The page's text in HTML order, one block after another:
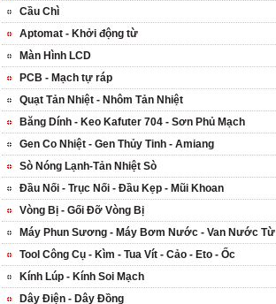
Cầu Chì
Aptomat - Khởi động từ
Màn Hình LCD
PCB - Mạch tự ráp
Quạt Tản Nhiệt - Nhôm Tản Nhiệt
Băng Dính - Keo Kafuter 704 - Sơn Phủ Mạch
Gen Co Nhiệt - Gen Thủy Tinh - Amiang
Sò Nóng Lạnh-Tản Nhiệt Sò
Đầu Nối - Trục Nối - Đầu Kẹp - Mũi Khoan
Vòng Bị - Gối Đỡ Vòng Bị
Máy Phun Sương - Máy Bơm Nước - Van Nước Từ
Tool Công Cụ - Kìm - Tua Vít - Cảo - Eto - Ốc
Kính Lúp - Kính Soi Mạch
Dây Điện - Dây Đồng